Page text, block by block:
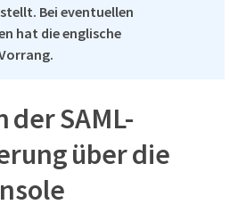
Bei eventuellen
hat die englische
SAML-
über die